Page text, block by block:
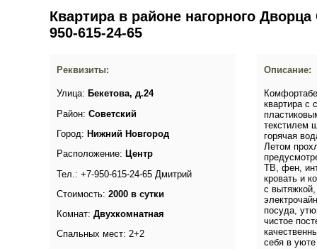
Квартира в районе нагорного
950-615-24-65
Реквизиты:
Улица: Бекетова, д.24
Район: Советский
Город: Нижний Новгород
Расположение: Центр
Тел.: +7-950-615-24-65 Дмитрий
Стоимость: 2000 в сутки
Комнат: Двухкомнатная
Спальных мест: 2+2
Описание:
квартира с
текстилем
горячая
Летом
ТВ, фен,
кровать и
с
посуда,
чистое
себя в